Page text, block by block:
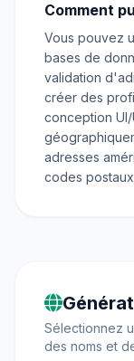
Comment
Vous pouvez
bases de
validation
créer des
conception
adresses
codes
Sélectionnez
des noms et